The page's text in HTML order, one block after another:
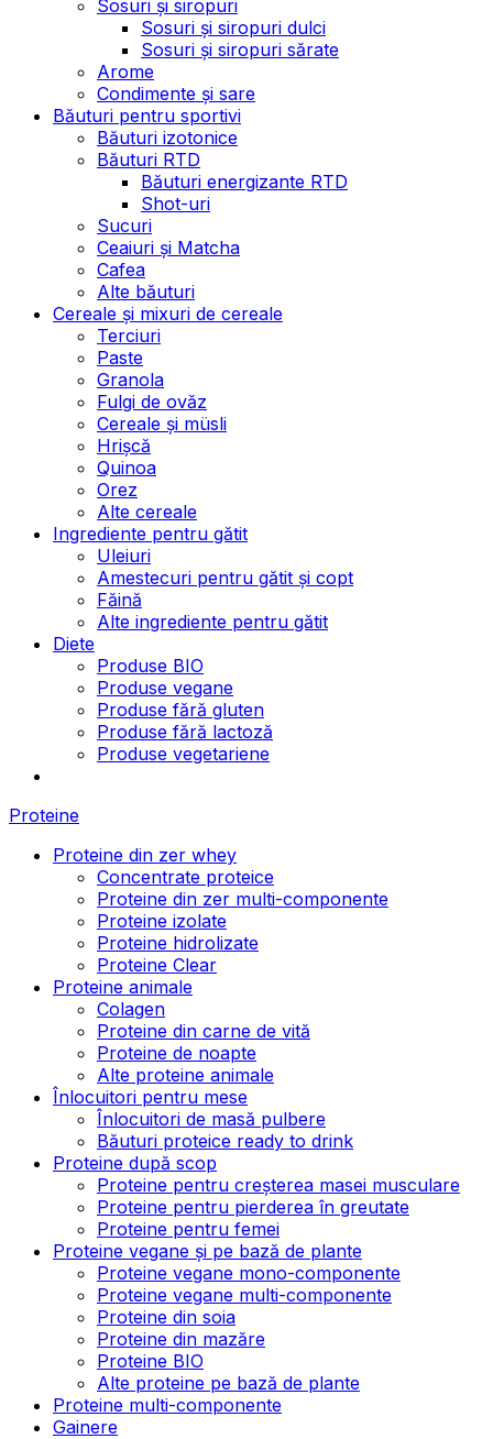
Sosuri și siropuri
Sosuri și siropuri dulci
Sosuri și siropuri sărate
Arome
Condimente și sare
Băuturi pentru sportivi
Băuturi izotonice
Băuturi RTD
Băuturi energizante RTD
Shot-uri
Sucuri
Ceaiuri și Matcha
Cafea
Alte băuturi
Cereale și mixuri de cereale
Terciuri
Paste
Granola
Fulgi de ovăz
Cereale și müsli
Hrișcă
Quinoa
Orez
Alte cereale
Ingrediente pentru gătit
Uleiuri
Amestecuri pentru gătit și copt
Făină
Alte ingrediente pentru gătit
Diete
Produse BIO
Produse vegane
Produse fără gluten
Produse fără lactoză
Produse vegetariene
Proteine
Proteine din zer whey
Concentrate proteice
Proteine din zer multi-componente
Proteine izolate
Proteine hidrolizate
Proteine Clear
Proteine animale
Colagen
Proteine din carne de vită
Proteine de noapte
Alte proteine animale
Înlocuitori pentru mese
Înlocuitori de masă pulbere
Băuturi proteice ready to drink
Proteine după scop
Proteine pentru creșterea masei musculare
Proteine pentru pierderea în greutate
Proteine pentru femei
Proteine vegane și pe bază de plante
Proteine vegane mono-componente
Proteine vegane multi-componente
Proteine din soia
Proteine din mazăre
Proteine BIO
Alte proteine pe bază de plante
Proteine multi-componente
Gainere